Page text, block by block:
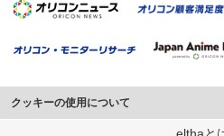
クッキーの使用について
このサイトでは Cookie を使用して、ユー